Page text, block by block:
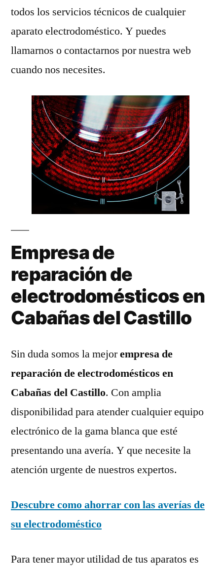
todos los servicios técnicos de cualquier
aparato electrodoméstico. Y puedes
llamarnos o contactarnos por nuestra web
cuando nos necesites.
Empresa de
reparación de
electrodomésticos en
Cabañas del Castillo
Sin duda somos la mejorempresa de
reparación de electrodomésticos en
Cabañas del Castillo. Con amplia
disponibilidad para atender cualquier equipo
electrónico de la gama blanca que esté
presentando una avería. Y que necesite la
atención urgente de nuestros expertos.
Descubre como ahorrar con las averías de
su electrodoméstico
Para tener mayor utilidad de tus aparatos es